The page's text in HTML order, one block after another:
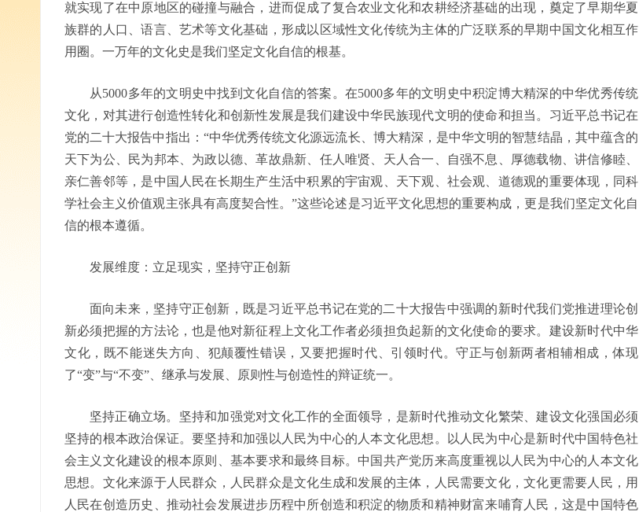
就实现了在中原地区的碰撞与融合，进而促成了复合农业文化和农耕经济基础的出现，奠定了早期华夏
族群的人口、语言、艺术等文化基础，形成以区域性文化传统为主体的广泛联系的早期中国文化相互作
用圈。一万年的文化史是我们坚定文化自信的根基。
从5000多年的文明史中找到文化自信的答案。在5000多年的文明史中积淀博大精深的中华优秀传统
文化，对其进行创造性转化和创新性发展是我们建设中华民族现代文明的使命和担当。习近平总书记在
党的二十大报告中指出：“中华优秀传统文化源远流长、博大精深，是中华文明的智慧结晶，其中蕴含的
天下为公、民为邦本、为政以德、革故鼎新、任人唯贤、天人合一、自强不息、厚德载物、讲信修睦、
亲仁善邻等，是中国人民在长期生产生活中积累的宇宙观、天下观、社会观、道德观的重要体现，同科
学社会主义价值观主张具有高度契合性。”这些论述是习近平文化思想的重要构成，更是我们坚定文化自
信的根本遵循。
发展维度：立足现实，坚持守正创新
面向未来，坚持守正创新，既是习近平总书记在党的二十大报告中强调的新时代我们党推进理论创
新必须把握的方法论，也是他对新征程上文化工作者必须担负起新的文化使命的要求。建设新时代中华
文化，既不能迷失方向、犯颠覆性错误，又要把握时代、引领时代。守正与创新两者相辅相成，体现
了“变”与“不变”、继承与发展、原则性与创造性的辩证统一。
坚持正确立场。坚持和加强党对文化工作的全面领导，是新时代推动文化繁荣、建设文化强国必须
坚持的根本政治保证。要坚持和加强以人民为中心的人本文化思想。以人民为中心是新时代中国特色社
会主义文化建设的根本原则、基本要求和最终目标。中国共产党历来高度重视以人民为中心的人本文化
思想。文化来源于人民群众，人民群众是文化生成和发展的主体，人民需要文化，文化更需要人民，用
人民在创造历史、推动社会发展进步历程中所创造和积淀的物质和精神财富来哺育人民，这是中国特色